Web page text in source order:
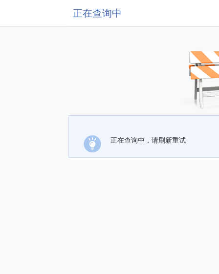
正在查询中
正在查询中，请刷新重试